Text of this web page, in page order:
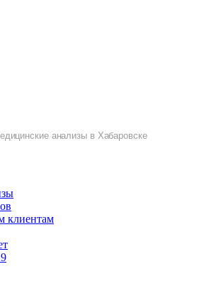
анализы в Хабаровске
клиентам